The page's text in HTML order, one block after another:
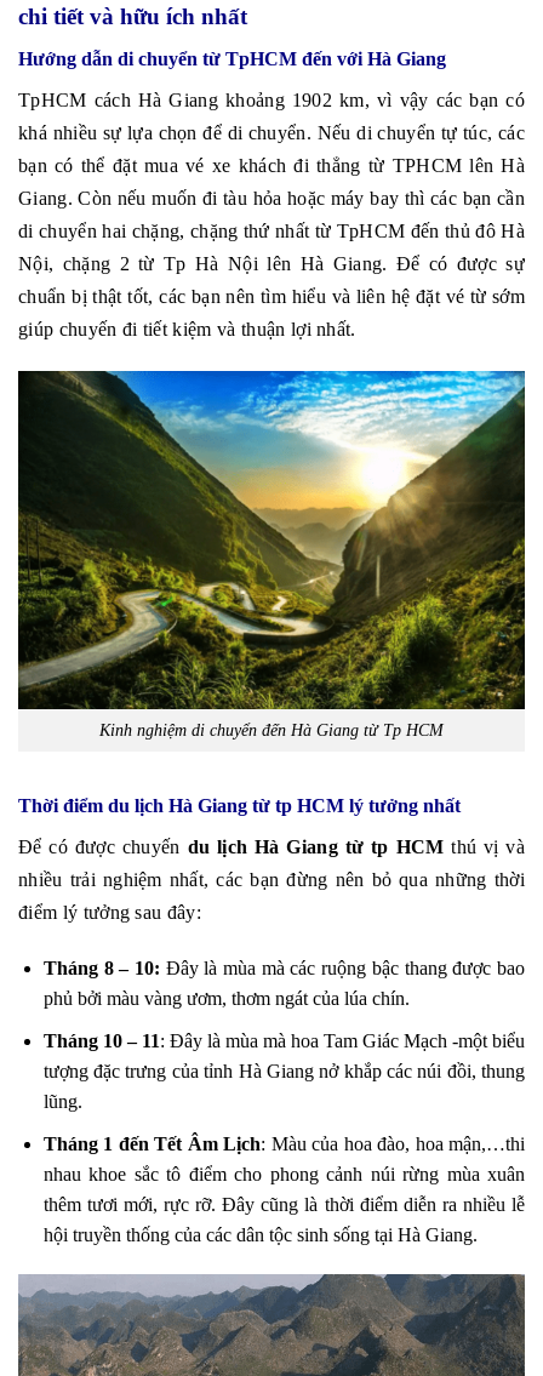
chi tiết và hữu ích nhất
Hướng dẫn di chuyển từ TpHCM đến với Hà Giang
TpHCM cách Hà Giang khoảng 1902 km, vì vậy các bạn có
khá nhiều sự lựa chọn để di chuyển. Nếu di chuyển tự túc, các
bạn có thể đặt mua vé xe khách đi thẳng từ TPHCM lên Hà
Giang. Còn nếu muốn đi tàu hỏa hoặc máy bay thì các bạn cần
di chuyển hai chặng, chặng thứ nhất từ TpHCM đến thủ đô Hà
Nội, chặng 2 từ Tp Hà Nội lên Hà Giang. Để có được sự
chuẩn bị thật tốt, các bạn nên tìm hiểu và liên hệ đặt vé từ sớm
giúp chuyến đi tiết kiệm và thuận lợi nhất.
Kinh nghiệm di chuyển đến Hà Giang từ Tp HCM
Thời điểm du lịch Hà Giang từ tp HCM lý tưởng nhất
Để có được chuyến du lịch Hà Giang từ tp HCMthú vị và
nhiều trải nghiệm nhất, các bạn đừng nên bỏ qua những thời
điểm lý tưởng sau đây:
Tháng 8 – 10: Đây là mùa mà các ruộng bậc thang được bao
phủ bởi màu vàng ươm, thơm ngát của lúa chín.
Tháng 10 – 11: Đây là mùa mà hoa Tam Giác Mạch -một biểu
tượng đặc trưng của tỉnh Hà Giang nở khắp các núi đồi, thung
lũng.
Tháng 1 đến Tết Âm Lịch: Màu của hoa đào, hoa mận,…thi
nhau khoe sắc tô điểm cho phong cảnh núi rừng mùa xuân
thêm tươi mới, rực rỡ. Đây cũng là thời điểm diễn ra nhiều lễ
hội truyền thống của các dân tộc sinh sống tại Hà Giang.